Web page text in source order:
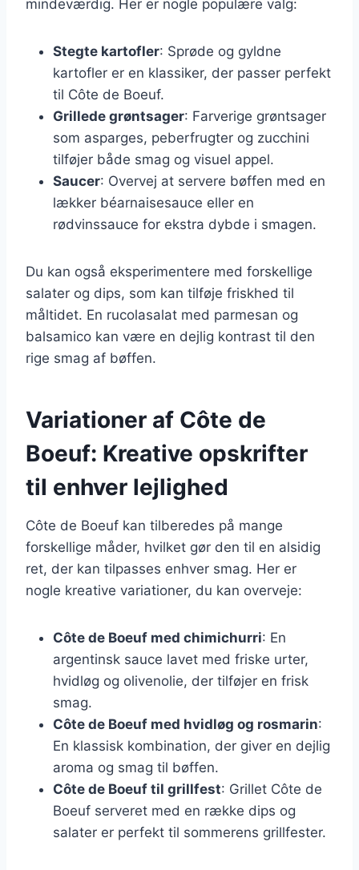
mindeværdig. Her er nogle populære valg:
Stegte kartofler: Sprøde og gyldne
kartofler er en klassiker, der passer perfekt
til Côte de Boeuf.
Grillede grøntsager: Farverige grøntsager
som asparges, peberfrugter og zucchini
tilføjer både smag og visuel appel.
Saucer: Overvej at servere bøffen med en
lækker béarnaisesauce eller en
rødvinssauce for ekstra dybde i smagen.
Du kan også eksperimentere med forskellige
salater og dips, som kan tilføje friskhed til
måltidet. En rucolasalat med parmesan og
balsamico kan være en dejlig kontrast til den
rige smag af bøffen.
Variationer af Côte de
Boeuf: Kreative opskrifter
til enhver lejlighed
Côte de Boeuf kan tilberedes på mange
forskellige måder, hvilket gør den til en alsidig
ret, der kan tilpasses enhver smag. Her er
nogle kreative variationer, du kan overveje:
Côte de Boeuf med chimichurri: En
argentinsk sauce lavet med friske urter,
hvidløg og olivenolie, der tilføjer en frisk
smag.
Côte de Boeuf med hvidløg og rosmarin:
En klassisk kombination, der giver en dejlig
aroma og smag til bøffen.
Côte de Boeuf til grillfest: Grillet Côte de
Boeuf serveret med en række dips og
salater er perfekt til sommerens grillfester.